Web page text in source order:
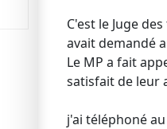
C'est le Juge
avait demandé
Le MP a fait
satisfait de leur
j'ai téléphoné